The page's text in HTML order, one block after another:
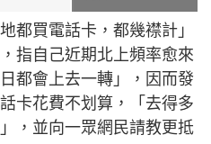
都買電話卡，都幾襟計」
指自己近期北上頻率愈來
都會上去一轉」，因而發
卡花費不划算，「去得多
，並向一眾網民請教更抵